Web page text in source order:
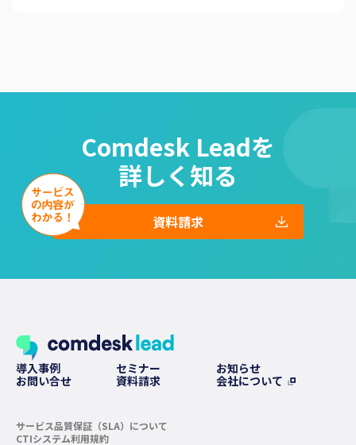
Comdesk Leadを
詳しく知る
資料請求
導入事例 セミナー
お知らせ
お問い合せ
資料請求 会社について
サービス品質保証（SLA）について
CTIシステム利用規約